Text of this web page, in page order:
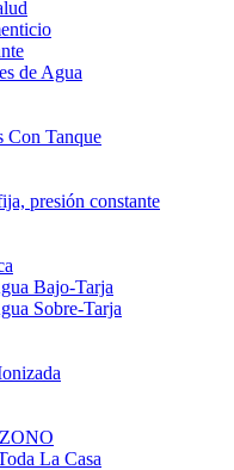
de Agua
Con Tanque
presión constante
Bajo-Tarja
Sobre-Tarja
La Casa